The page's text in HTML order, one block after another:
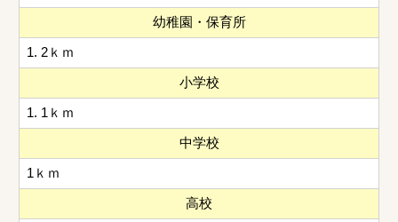
幼稚園・保育所
1. 2ｋｍ
小学校
1. 1ｋｍ
中学校
1ｋｍ
高校